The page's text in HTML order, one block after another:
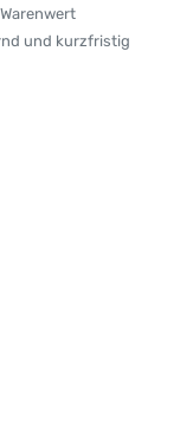
und kurzfristig